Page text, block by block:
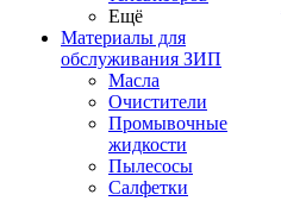
Ещё
Материалы для
обслуживания ЗИП
Масла
Очистители
Промывочные
жидкости
Пылесосы
Салфетки